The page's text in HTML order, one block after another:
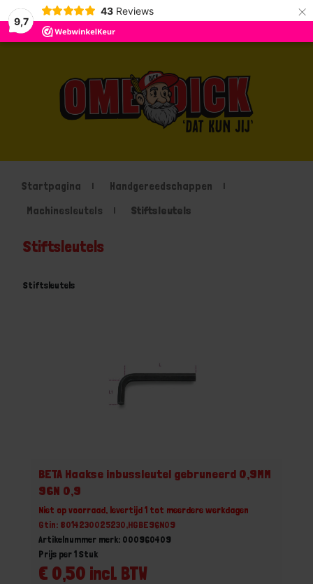
9,7
43 Reviews ×
Startpagina
Handgereedschappen
Machinesleutels
Stiftsleutels
Stiftsleutels
Stiftsleutels
BETA Haakse inbussleutel gebruneerd 0,9MM
96N 0,9
Niet op voorraad, levertijd 1 tot meerdere werkdagen
Gtin: 8014230025230,HGBE96N09
Artikelnummer merk: 000960409
€ 0,50 incl. BTW
Prijs per 1 Stuk